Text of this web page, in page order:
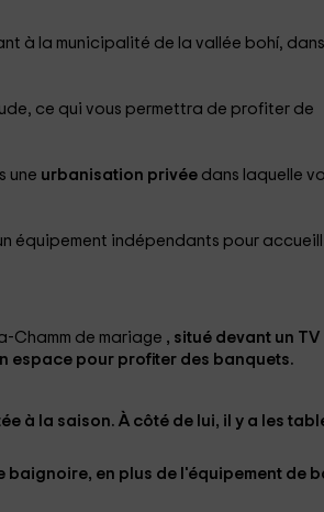
à la municipalité de la vallée bohí,
ce qui vous permettra de profiter de
une urbanisation privée dans laquelle
équipement indépendants pour
Chamm de mariage , situé devant un TV
espace pour profiter des banquets.
à la saison. À côté de lui, il y a les
baignoire, en plus de l'équipement de